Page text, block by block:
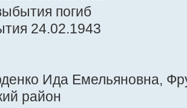
погиб
24.02.1943
Ида Емельяновна,
район